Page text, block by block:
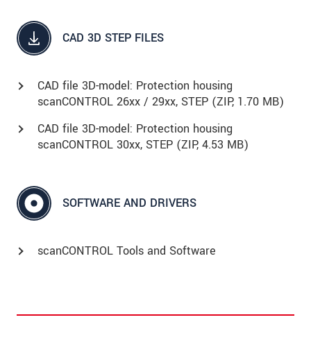
CAD 3D STEP FILES
CAD file 3D-model: Protection housing
scanCONTROL 26xx / 29xx, STEP (ZIP, 1.70 MB)
CAD file 3D-model: Protection housing
scanCONTROL 30xx, STEP (ZIP, 4.53 MB)
SOFTWARE AND DRIVERS
scanCONTROL Tools and Software